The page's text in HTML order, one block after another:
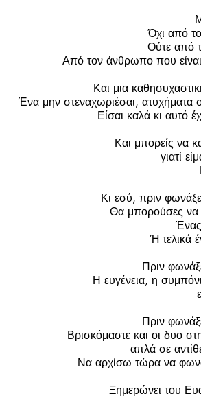
Όχι από
Ούτε από
Από τον άνθρωπο που
Και μια
Ένα μην στεναχωριέσαι, ατυχήματα
Είσαι καλά κι αυτό
Και μπορείς να
γιατί
Κι εσύ, πριν
Θα μπορούσες να
Ή τελικά
Πριν
Η ευγένεια, η
Πριν
Βρισκόμαστε και οι δυο
απλά σε
Να αρχίσω τώρα να
Ξημερώνει του